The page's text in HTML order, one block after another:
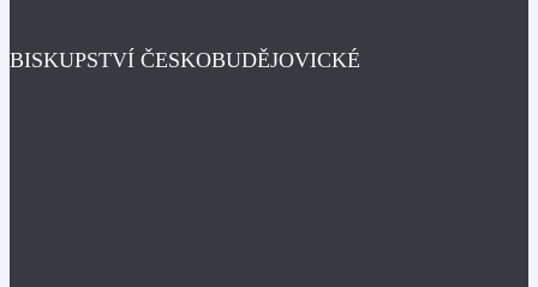
BISKUPSTVÍ ČESKOBUDĚJOVICKÉ